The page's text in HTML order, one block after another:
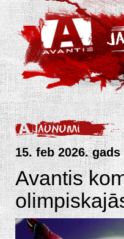
15. feb 2026. gads
Avantis